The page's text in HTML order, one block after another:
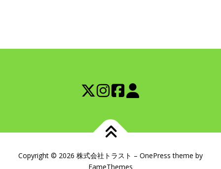
Copyright © 2026 株式会社トラスト – OnePress theme by
FameThemes